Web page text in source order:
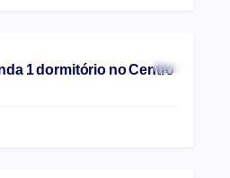
1 dormitório no Centro